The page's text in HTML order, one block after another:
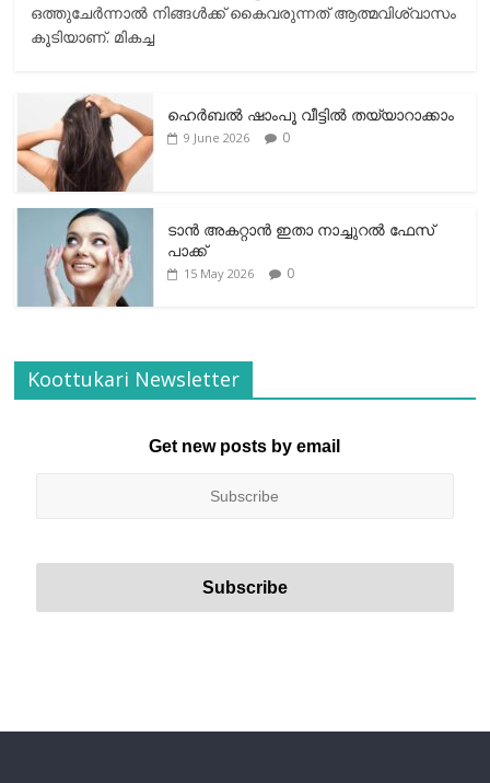
ഒത്തുചേര്‍ന്നാല്‍ നിങ്ങള്‍ക്ക് കൈവരുന്നത് ആത്മവിശ്വാസം
കൂടിയാണ്. മികച്ച
ഹെര്‍ബല്‍ ഷാംപൂ വീട്ടില്‍ തയ്യാറാക്കാം
9 June 2026 0
ടാന്‍ അകറ്റാന്‍ ഇതാ നാച്ചുറല്‍ ഫേസ്
പാക്ക്
15 May 2026 0
Koottukari Newsletter
Get new posts by email